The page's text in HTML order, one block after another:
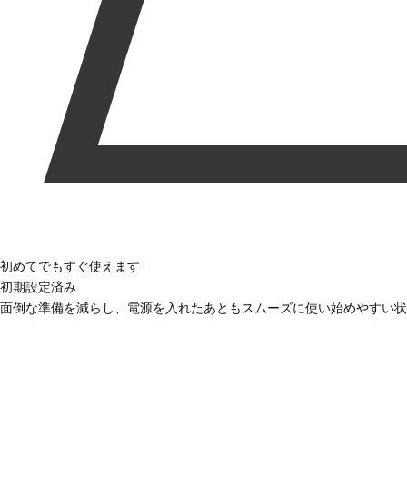
初めてでもすぐ使えます
初期設定済み
面倒な準備を減らし、電源を入れたあともスムーズに使い始めやすい